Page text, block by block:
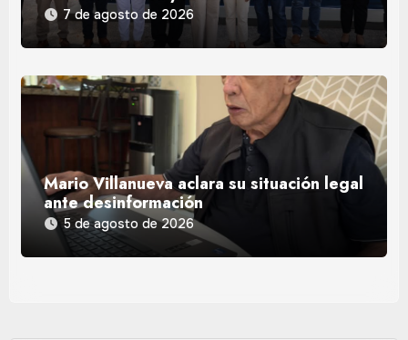
7 de agosto de 2026
Mario Villanueva aclara su situación legal
ante desinformación
5 de agosto de 2026